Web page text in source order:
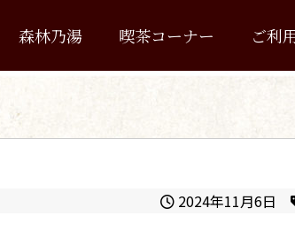
森林乃湯 喫茶コーナー ご利
2024年11月6日